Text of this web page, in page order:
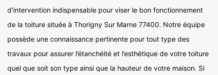
d’intervention indispensable pour viser le bon fonctionnement
de la toiture située à Thorigny Sur Marne 77400. Notre équipe
possède une connaissance pertinente pour tout type des
travaux pour assurer l’étanchéité et l’esthétique de votre toiture
quel que soit son type ainsi que la hauteur de votre maison. Si